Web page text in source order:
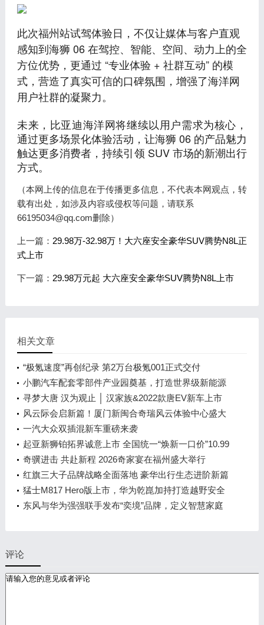
此次福州站试驾体验日，不仅让媒体与客户直观
感知到海狮 06 在驾控、智能、空间、动力上的全
方位优势，更通过 “专业体验 + 社群互动” 的模
式，营造了真实可信的口碑氛围，增强了海洋网
用户社群的凝聚力。
未来，比亚迪海洋网将继续以用户需求为核心，
通过更多场景化体验活动，让海狮 06 的产品魅力
触达更多消费者，持续引领 SUV 市场的新潮出行
方式。
（本网上传的信息在于传播更多信息，不代表本网观点，转
载有出处，如涉及内容或侵权等问题，请联系
66195034@qq.com删除）
上一篇： 29.98万-32.98万！大六座安全豪华SUV腾势N8L正
式上市
下一篇： 29.98万元起 大六座安全豪华SUV腾势N8L上市
相关文章
“极氪速度”再创纪录 第2万台极氪001正式交付
小鹏汽车配套零部件产业园奠基，打造世界级新能源
智能汽车集群
寻梦大唐 汉为观止 │ 汉家族&2022款唐EV新车上市
发布会，敬请期待！
风云际会启新篇！厦门新闽合奇瑞风云体验中心盛大
开业
一汽大众双插混新车重磅来袭
起亚新狮铂拓界诚意上市 全国统一“焕新一口价”10.99
万元起
奇骥进击 共赴新程 2026奇家宴在福州盛大举行
红旗三大子品牌战略全面落地 豪华出行生态进阶新篇
章
猛士M817 Hero版上市，华为乾崑加持打造越野安全
标杆！
东风与华为强强联手发布“奕境”品牌，定义智慧家庭
评论